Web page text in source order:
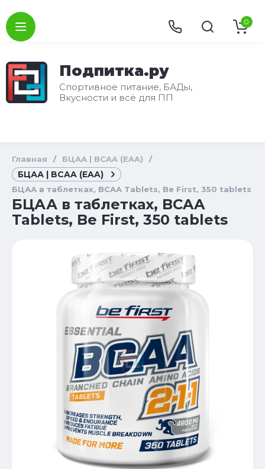
Подпитка.ру
Спортивное питание, БАДы,
Вкусности и всё для ПП
0
Главная / БЦАА | BCAA (EAA) /
БЦАА | BCAA (EAA)
БЦАА в таблетках, BCAA Tablets, Be First, 350 tablets
БЦАА в таблетках, BCAA
Tablets, Be First, 350 tablets